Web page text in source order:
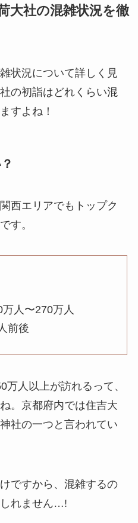
大社の混雑状況を徹
状況について詳しく見
の初詣はどれくらい混
すよね！
西エリアでもトップク
す。
人〜270万人
前後
人以上が訪れるって、
。京都府内では住吉大
社の一つと言われてい
ですから、混雑するの
れません…!